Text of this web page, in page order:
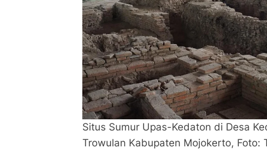
Situs Sumur Upas-Kedaton di Desa
Trowulan Kabupaten Mojokerto, Foto: